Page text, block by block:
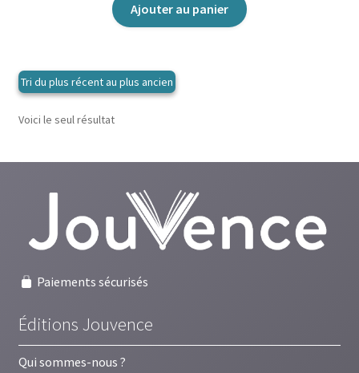
Ajouter au panier
Voici le seul résultat
Paiements sécurisés
Éditions Jouvence
Qui sommes-nous ?